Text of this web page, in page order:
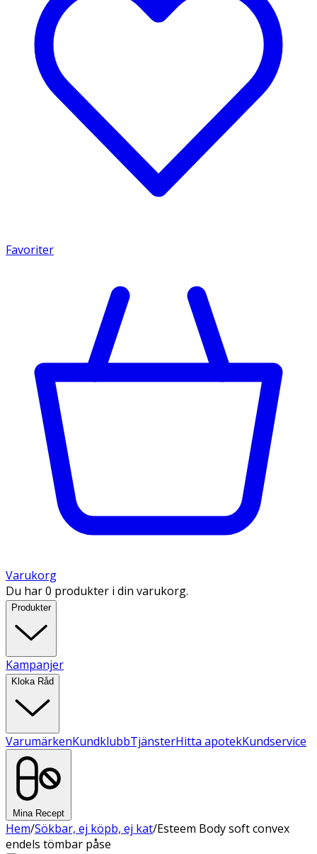
Favoriter
Varukorg
Du har 0 produkter i din varukorg.
Produkter
Kampanjer
Kloka Råd
VarumärkenKundklubbTjänsterHitta apotekKundservice
Mina Recept
Hem/Sökbar, ej köpb, ej kat/Esteem Body soft convex
endels tömbar påse